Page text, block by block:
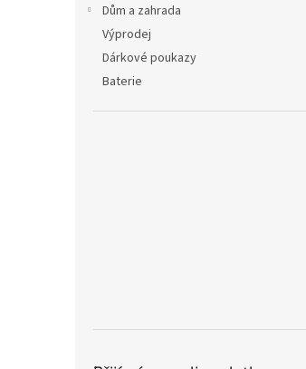
Dům a zahrada
Výprodej
Dárkové poukazy
Baterie